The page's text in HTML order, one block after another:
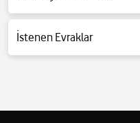
Detaylı bilgi içintıklayınız.
İstenen Evraklar
Detaylı bilgi içintıklayınız.